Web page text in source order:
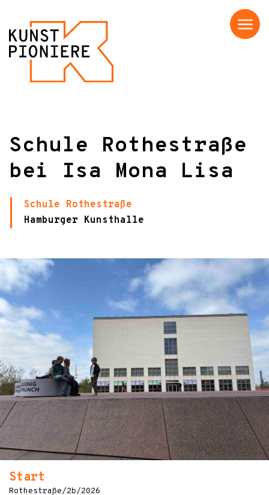
Menü
Schule Rothestraße
bei Isa Mona Lisa
Schule Rothestraße
Hamburger Kunsthalle
Start
Rothestraße/2b/2026